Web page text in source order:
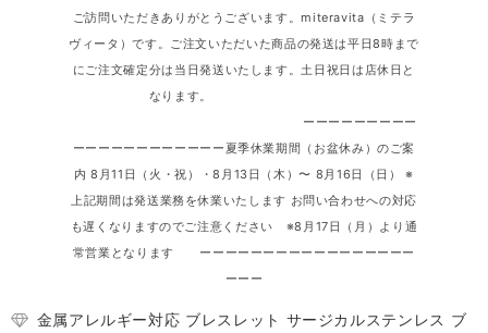
ご訪問いただきありがとうございます。miteravita（ミテラ
ヴィータ）です。ご注文いただいた商品の発送は平日8時まで
にご注文確定分は当日発送いたします。土日祝日は店休日と
なります。
ーーーーーーーーー
ーーーーーーーーーーーー夏季休業期間（お盆休み）のご案
内 8月11日（火・祝）・8月13日（木）〜 8月16日（日） ※
上記期間は発送業務を休業いたします お問い合わせへの対応
も遅くなりますのでご注意ください ※8月17日（月）より通
常営業となります ーーーーーーーーーーーーーーーーー
ーーー
金属アレルギー対応 ブレスレット サージカルステンレス ブ